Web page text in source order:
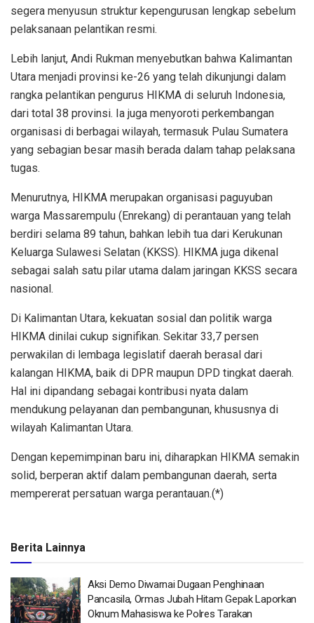
segera menyusun struktur kepengurusan lengkap sebelum
pelaksanaan pelantikan resmi.
Lebih lanjut, Andi Rukman menyebutkan bahwa Kalimantan
Utara menjadi provinsi ke-26 yang telah dikunjungi dalam
rangka pelantikan pengurus HIKMA di seluruh Indonesia,
dari total 38 provinsi. Ia juga menyoroti perkembangan
organisasi di berbagai wilayah, termasuk Pulau Sumatera
yang sebagian besar masih berada dalam tahap pelaksana
tugas.
Menurutnya, HIKMA merupakan organisasi paguyuban
warga Massarempulu (Enrekang) di perantauan yang telah
berdiri selama 89 tahun, bahkan lebih tua dari Kerukunan
Keluarga Sulawesi Selatan (KKSS). HIKMA juga dikenal
sebagai salah satu pilar utama dalam jaringan KKSS secara
nasional.
Di Kalimantan Utara, kekuatan sosial dan politik warga
HIKMA dinilai cukup signifikan. Sekitar 33,7 persen
perwakilan di lembaga legislatif daerah berasal dari
kalangan HIKMA, baik di DPR maupun DPD tingkat daerah.
Hal ini dipandang sebagai kontribusi nyata dalam
mendukung pelayanan dan pembangunan, khususnya di
wilayah Kalimantan Utara.
Dengan kepemimpinan baru ini, diharapkan HIKMA semakin
solid, berperan aktif dalam pembangunan daerah, serta
mempererat persatuan warga perantauan.(*)
Berita Lainnya
Aksi Demo Diwarnai Dugaan Penghinaan
Pancasila, Ormas Jubah Hitam Gepak Laporkan
Oknum Mahasiswa ke Polres Tarakan